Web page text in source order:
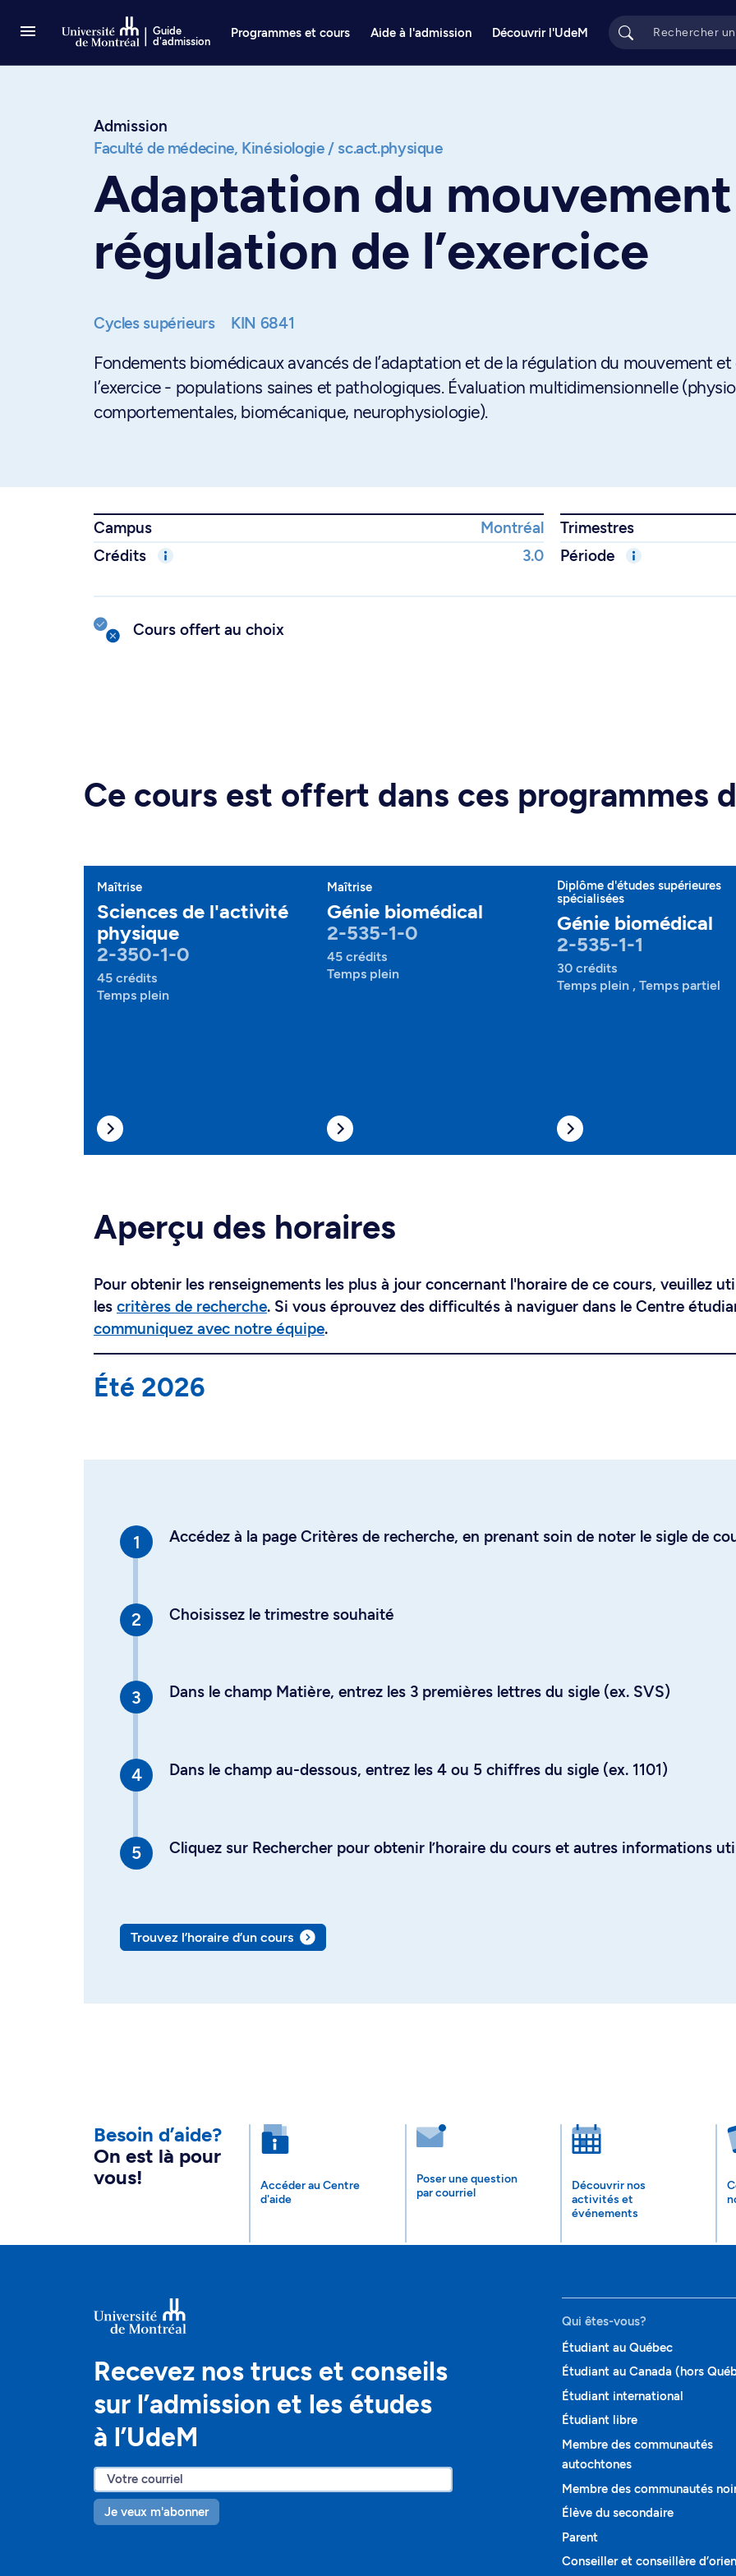
Guide
d'admission
Programmes et cours Aide à l'admission Découvrir l'UdeM
Admission
Faculté de médecine, Kinésiologie / sc.act.physique
Adaptation du
régulation de l’exercice
Cycles supérieurs KIN 6841
Fondements biomédicaux avancés de l’adaptation et de la régulation du mouvement et
l’exercice - populations saines et pathologiques. Évaluation multidimensionnelle
comportementales, biomécanique, neurophysiologie).
Campus Montréal Trimestres
Crédits
3.0 Période
Cours offert au choix
Ce cours est offert dans ces programmes
Maîtrise
Sciences de l'activité
physique
2-350-1-0
45 crédits
Temps plein
Maîtrise
Génie biomédical
2-535-1-0
45 crédits
Temps plein
Diplôme d'études supérieures
spécialisées
Génie biomédical
2-535-1-1
30 crédits
Temps plein , Temps partiel
Aperçu des horaires
Pour obtenir les renseignements les plus à jour concernant l'horaire de ce cours, veuillez
les critères de recherche. Si vous éprouvez des difficultés à naviguer dans le Centre
communiquez avec notre équipe.
Été 2026
Accédez à la page Critères de recherche, en prenant soin de noter le sigle de
Choisissez le trimestre souhaité
Dans le champ Matière, entrez les 3 premières lettres du sigle (ex. SVS)
Dans le champ au-dessous, entrez les 4 ou 5 chiffres du sigle (ex. 1101)
Cliquez sur Rechercher pour obtenir l’horaire du cours et autres informations
Trouvez l’horaire d’un cours
Besoin d’aide?
On est là pour
vous!
Accéder au Centre
d'aide
Poser une question
par courriel
Découvrir nos
activités et
événements
Recevez nos trucs et conseils
sur l’admission et les études
à l’UdeM
Je veux m'abonner
Qui êtes-vous?
Étudiant au Québec
Étudiant au Canada (hors
Étudiant international
Étudiant libre
Membre des communautés
autochtones
Membre des communautés
Élève du secondaire
Parent
Conseiller et conseillère